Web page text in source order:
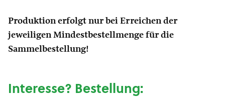
Produktion erfolgt nur bei Erreichen der
jeweiligen Mindestbestellmenge für die
Sammelbestellung!
Interesse? Bestellung: